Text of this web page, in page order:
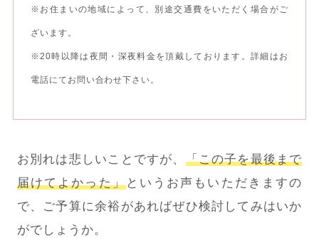
※お住まいの地域によって、別途交通費をいただく場合がご
ざいます。
※20時以降は夜間・深夜料金を頂戴しております。詳細はお
電話にてお問い合わせ下さい。
お別れは悲しいことですが、 「この子を最後まで
届けてよかった」というお声もいただきますの
で、ご予算に余裕があればぜひ検討してみはいか
がでしょうか。